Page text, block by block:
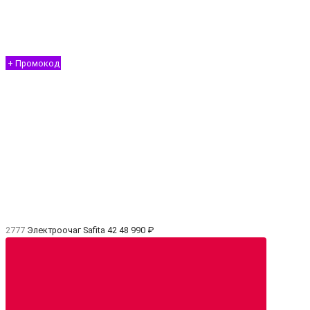
+ Промокод
2777 Электроочаг Safita 42 48 990 ₽